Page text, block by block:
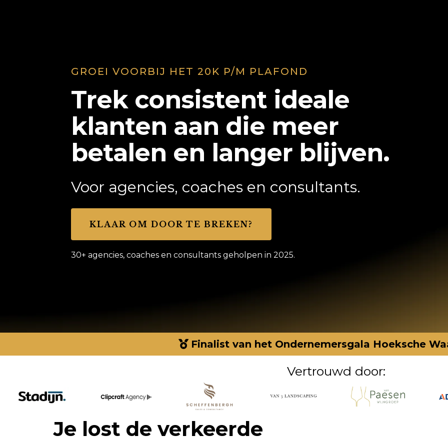
GROEI VOORBIJ HET 20K P/M PLAFOND
Trek consistent ideale
klanten aan die meer
betalen en langer blijven.
Voor agencies, coaches en consultants.
KLAAR OM DOOR TE BREKEN?
30+ agencies, coaches en consultants geholpen in 2025.
Finalist van het Ondernemersgala Hoeksche
Vertrouwd door:
Je lost de verkeerde